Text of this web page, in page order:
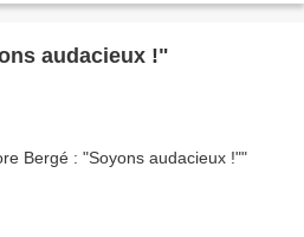
audacieux !"